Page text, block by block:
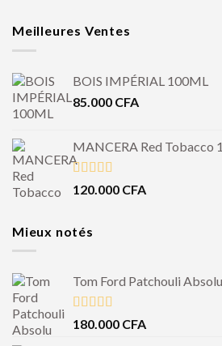
Meilleures Ventes
BOIS IMPÉRIAL 100ML
85.000 CFA
MANCERA Red Tobacco
Note4.50
120.000 CFA
Mieux notés
Tom Ford Patchouli Absolu
Note5.00
180.000 CFA